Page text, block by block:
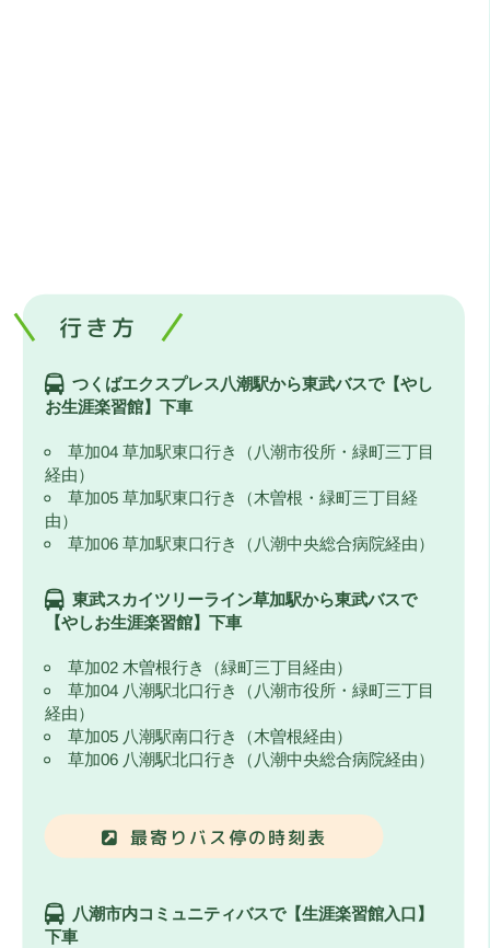
行き方
つくばエクスプレス八潮駅から東武バスで【やし
お生涯楽習館】下車
草加04 草加駅東口行き（八潮市役所・緑町三丁目
経由）
草加05 草加駅東口行き（木曽根・緑町三丁目経
由）
草加06 草加駅東口行き（八潮中央総合病院経由）
東武スカイツリーライン草加駅から東武バスで
【やしお生涯楽習館】下車
草加02 木曽根行き（緑町三丁目経由）
草加04 八潮駅北口行き（八潮市役所・緑町三丁目
経由）
草加05 八潮駅南口行き（木曽根経由）
草加06 八潮駅北口行き（八潮中央総合病院経由）
最寄りバス停の時刻表
八潮市内コミュニティバスで【生涯楽習館入口】
下車